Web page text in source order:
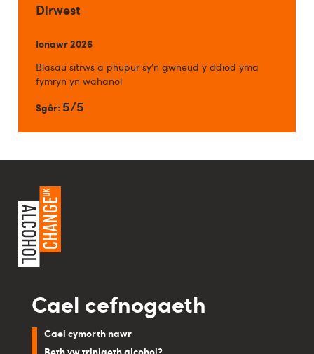
Dirwest
Ionawr 2026
Blasau sitrws a phupur sy'n gwneud y ddiod yma
fymryn yn wahanol
Sgôr: 5/5
Cael cefnogaeth
Cael cymorth nawr